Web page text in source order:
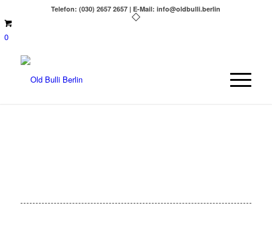
Telefon: (030) 2657 2657 | E-Mail: info@oldbulli.berlin
0